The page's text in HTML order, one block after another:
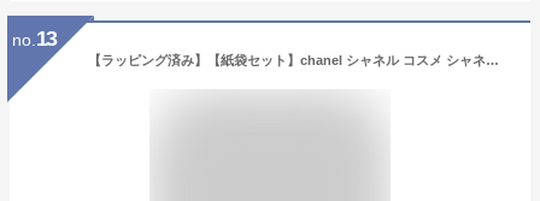
no. 13
【ラッピング済み】【紙袋セット】chanel シャネル コスメ シャネルコスメ リップクリーム ルージュ ココ ボーム ココボーム ココボォーム 白リップ ベース 下地 化粧品 正規品 母の日 プレゼント